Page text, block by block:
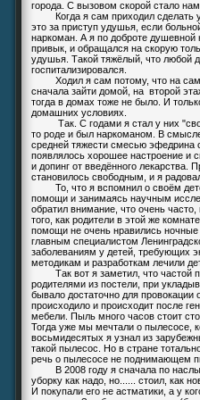
города. С вызовом скорой стало
Когда я сам приходил сделать
это за приступ удушья, если
наркоман. А я по доброте
привык, и обращался на скорую
удушья. Такой тяжёлый, что любой
госпитализировался.
Ходил я сам потому, что на
сначала зайти домой, на второй
тогда в домах тоже не было. И
домашних условиях.
Так. С годами я стал у них
то роде и был наркоманом. В
средней тяжести смесью эфедрина
появлялось хорошее настроение и
и допинг от введённого лекарства.
становилось свободным, и я
То, что я вспомнил о своём
помощи и занимаясь научным
обратил внимание, что очень
того, как родители в этой же
помощи не очень нравились
главным специалистом
заболеваниям у детей, требующих
методикам и разработкам лечили
Так вот я заметил, что частой
родителями из постели, при
бывало достаточно для
происходило и происходит после
мебели. Пыль много часов стоит
Тогда уже мы мечтали о пылесосе,
восьмидесятых я узнал из
такой пылесос . Но в стране
речь о пылесосе не поднимающем
В 2008 году я сначала по
уборку как надо, но...... стоил, как
И покупали его не астматики, а у